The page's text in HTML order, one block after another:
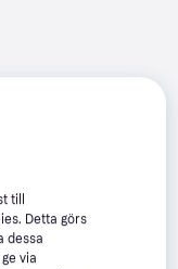
till
Detta görs
dessa
via